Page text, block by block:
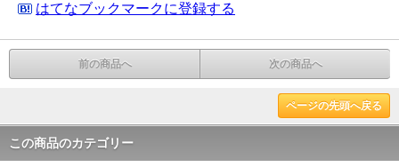
はてなブックマークに登録する
前の商品へ 次の商品へ
ページの先頭へ戻る
この商品のカテゴリー